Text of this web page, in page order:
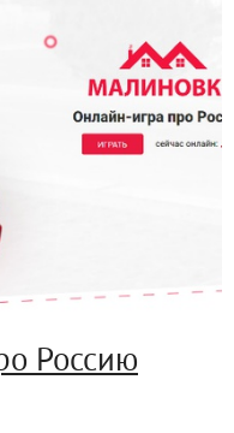
Россию